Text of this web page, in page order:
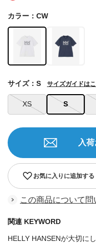
カラー：CW
XS S
サイズ：S サイズガイドは
お気に入りに追加する
入
この商品について問
関連 KEYWORD
HELLY HANSENが大切に